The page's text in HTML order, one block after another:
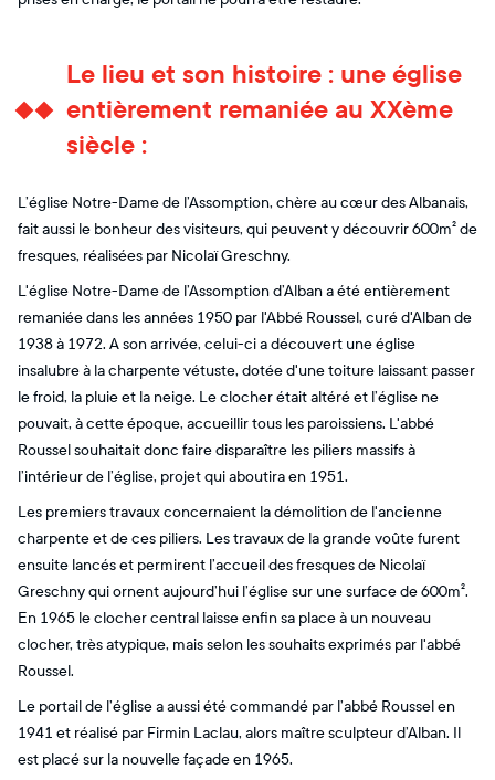
Le lieu et son histoire : une église
entièrement remaniée au XXème
siècle :
L’église Notre-Dame de l’Assomption, chère au cœur des Albanais,
fait aussi le bonheur des visiteurs, qui peuvent y découvrir 600m² de
fresques, réalisées par Nicolaï Greschny.
L'église Notre-Dame de l’Assomption d’Alban a été entièrement
remaniée dans les années 1950 par l'Abbé Roussel, curé d'Alban de
1938 à 1972. A son arrivée, celui-ci a découvert une église
insalubre à la charpente vétuste, dotée d'une toiture laissant passer
le froid, la pluie et la neige. Le clocher était altéré et l’église ne
pouvait, à cette époque, accueillir tous les paroissiens. L'abbé
Roussel souhaitait donc faire disparaître les piliers massifs à
l’intérieur de l’église, projet qui aboutira en 1951.
Les premiers travaux concernaient la démolition de l'ancienne
charpente et de ces piliers. Les travaux de la grande voûte furent
ensuite lancés et permirent l’accueil des fresques de Nicolaï
Greschny qui ornent aujourd’hui l’église sur une surface de 600m².
En 1965 le clocher central laisse enfin sa place à un nouveau
clocher, très atypique, mais selon les souhaits exprimés par l'abbé
Roussel.
Le portail de l’église a aussi été commandé par l’abbé Roussel en
1941 et réalisé par Firmin Laclau, alors maître sculpteur d’Alban. Il
est placé sur la nouvelle façade en 1965.